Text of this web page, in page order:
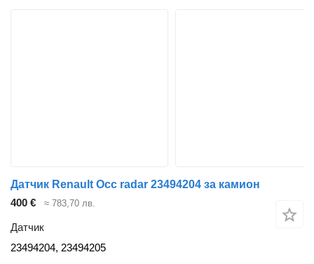
Датчик Renault Occ radar 23494204 за камион
400 €
≈ 783,70 лв.
Датчик
23494204, 23494205